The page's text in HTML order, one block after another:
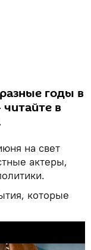
годы в
читайте в
на свет
актеры,
которые